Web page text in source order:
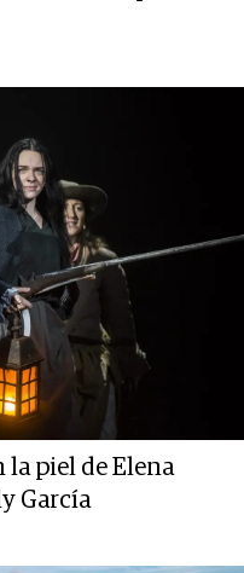
la piel de Elena
García